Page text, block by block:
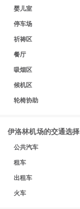
婴儿室
停车场
祈祷区
餐厅
吸烟区
候机区
轮椅协助
伊洛林机场的交通选择
公共汽车
租车
出租车
火车